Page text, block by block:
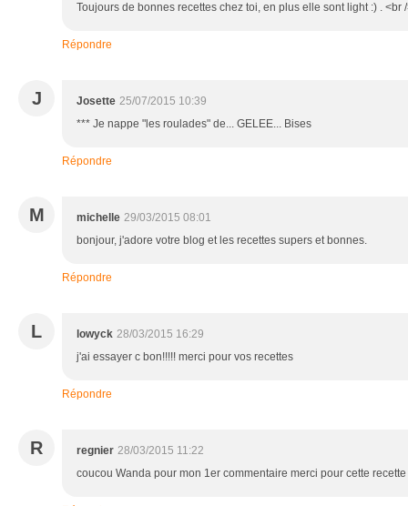
Toujours de bonnes recettes chez toi, en plus elle sont light :) . <br
Répondre
J Josette 25/07/2015 10:39
*** Je nappe "les roulades" de... GELEE... Bises
Répondre
M michelle 29/03/2015 08:01
bonjour, j'adore votre blog et les recettes supers et bonnes.
Répondre
L lowyck 28/03/2015 16:29
j'ai essayer c bon!!!!! merci pour vos recettes
Répondre
R regnier 28/03/2015 11:22
coucou Wanda pour mon 1er commentaire merci pour cette